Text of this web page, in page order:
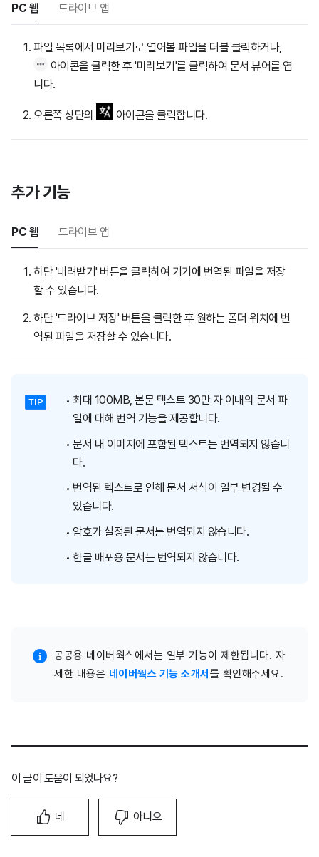
PC 웹 드라이브 앱
파일 목록에서 미리보기로 열어볼 파일을 더블 클릭하거나,
아이콘을 클릭한 후 '미리보기'를 클릭하여 문서 뷰어를 엽
니다.
오른쪽 상단의 아이콘을 클릭합니다.
추가 기능
PC 웹 드라이브 앱
하단 '내려받기' 버튼을 클릭하여 기기에 번역된 파일을 저장
할 수 있습니다.
하단 '드라이브 저장' 버튼을 클릭한 후 원하는 폴더 위치에 번
역된 파일을 저장할 수 있습니다.
최대 100MB, 본문 텍스트 30만 자 이내의 문서 파
일에 대해 번역 기능을 제공합니다.
문서 내 이미지에 포함된 텍스트는 번역되지 않습니
다.
번역된 텍스트로 인해 문서 서식이 일부 변경될 수
있습니다.
암호가 설정된 문서는 번역되지 않습니다.
한글 배포용 문서는 번역되지 않습니다.
공공용 네이버웍스에서는 일부 기능이 제한됩니다. 자
세한 내용은 네이버웍스 기능 소개서 를 확인해주세요.
이 글이 도움이 되었나요?
네 아니오